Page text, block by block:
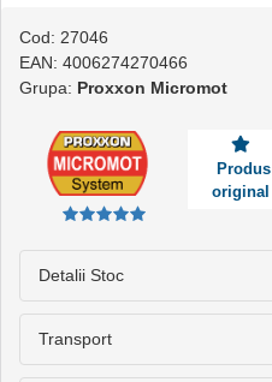
Cod: 27046
EAN: 4006274270466
Grupa: Proxxon Micromot
Produs
original
Detalii Stoc
Transport